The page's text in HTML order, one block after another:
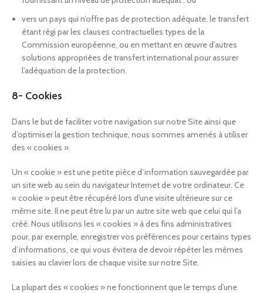
vers un pays qui n’offre pas de protection adéquate, le transfert
étant régi par les clauses contractuelles types de la
Commission européenne, ou en mettant en œuvre d’autres
solutions appropriées de transfert international pour assurer
l’adéquation de la protection.
8- Cookies
Dans le but de faciliter votre navigation sur notre Site ainsi que
d’optimiser la gestion technique, nous sommes amenés à utiliser
des « cookies ».
Un « cookie » est une petite pièce d’information sauvegardée par
un site web au sein du navigateur Internet de votre ordinateur. Ce
« cookie » peut être récupéré lors d’une visite ultérieure sur ce
même site. Il ne peut être lu par un autre site web que celui qui l’a
créé. Nous utilisons les « cookies » à des fins administratives
pour, par exemple, enregistrer vos préférences pour certains types
d’informations, ce qui vous évitera de devoir répéter les mêmes
saisies au clavier lors de chaque visite sur notre Site.
La plupart des « cookies » ne fonctionnent que le temps d’une